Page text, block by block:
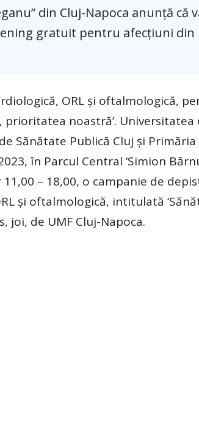
din Cluj-Napoca anunţă că
gratuit pentru afecţiuni din
ORL şi oftalmologică,
noastră’. Universitatea
Sănătate Publică Cluj şi Primăria
în Parcul Central ‘Simion
– 18,00, o campanie de
şi oftalmologică, intitulată
joi, de UMF Cluj-Napoca.